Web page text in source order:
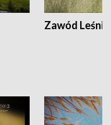
Zawód Leśnik